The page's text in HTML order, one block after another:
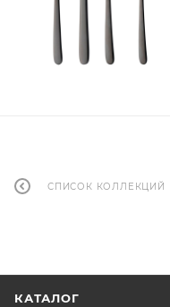
СПИСОК КОЛЛЕКЦИЙ
КАТАЛОГ